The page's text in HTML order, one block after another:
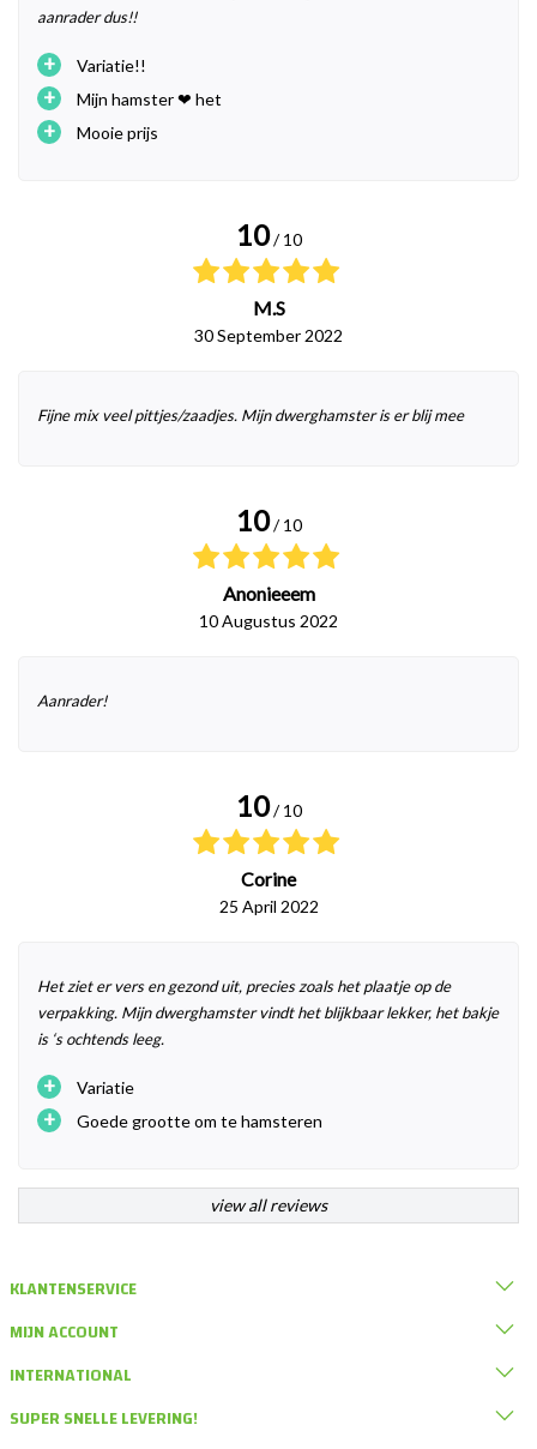
aanrader dus!!
+ Variatie!!
+ Mijn hamster ❤ het
+ Mooie prijs
10 / 10
M.S
30 September 2022
Fijne mix veel pittjes/zaadjes. Mijn dwerghamster is er blij mee
10 / 10
Anonieeem
10 Augustus 2022
Aanrader!
10 / 10
Corine
25 April 2022
Het ziet er vers en gezond uit, precies zoals het plaatje op de
verpakking. Mijn dwerghamster vindt het blijkbaar lekker, het bakje
is ‘s ochtends leeg.
+ Variatie
+ Goede grootte om te hamsteren
view all reviews
KLANTENSERVICE
MIJN ACCOUNT
INTERNATIONAL
SUPER SNELLE LEVERING!